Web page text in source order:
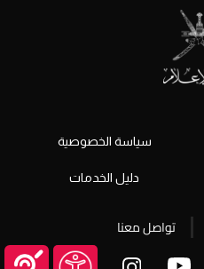
سياسة الخصوصية
دليل الخدمات
تواصل معنا